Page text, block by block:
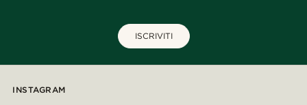
ISCRIVITI
INSTAGRAM